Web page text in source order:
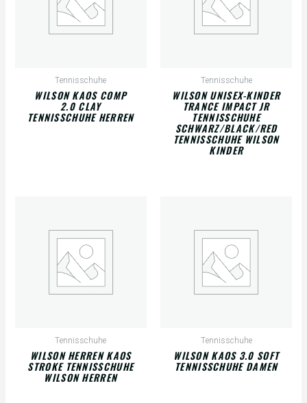
Tennisschuhe
WILSON KAOS COMP
2.0 CLAY
TENNISSCHUHE HERREN
Tennisschuhe
WILSON UNISEX-KINDER
TRANCE IMPACT JR
TENNISSCHUHE
SCHWARZ/BLACK/RED
TENNISSCHUHE WILSON
KINDER
Tennisschuhe
WILSON HERREN KAOS
STROKE TENNISSCHUHE
WILSON HERREN
Tennisschuhe
WILSON KAOS 3.0 SOFT
TENNISSCHUHE DAMEN